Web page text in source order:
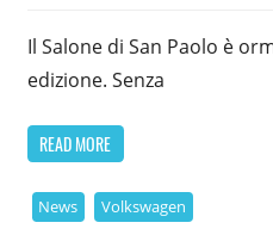
Il Salone di San Paolo è
edizione. Senza
READ MORE
News Volkswagen